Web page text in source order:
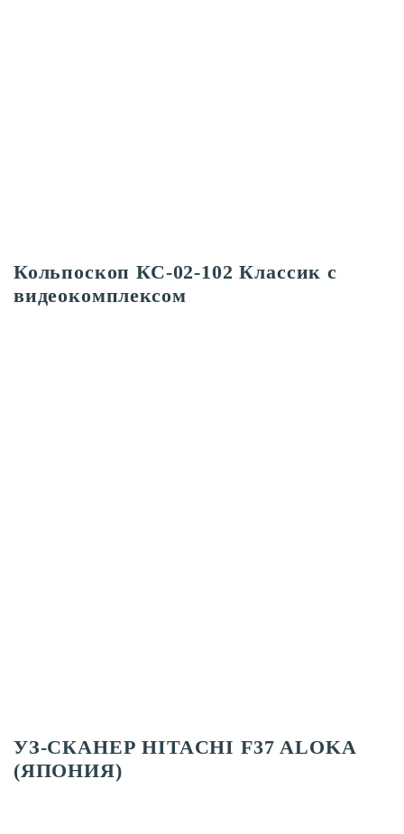
Кольпоскоп КС-02-102 Классик с
видеокомплексом
УЗ-СКАНЕР HITACHI F37 ALOKA
(ЯПОНИЯ)